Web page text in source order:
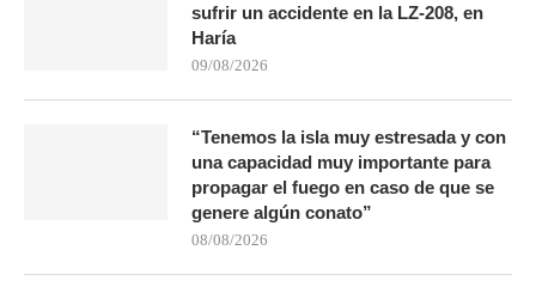
sufrir un accidente en la LZ-208, en
Haría
09/08/2026
“Tenemos la isla muy estresada y con
una capacidad muy importante para
propagar el fuego en caso de que se
genere algún conato”
08/08/2026